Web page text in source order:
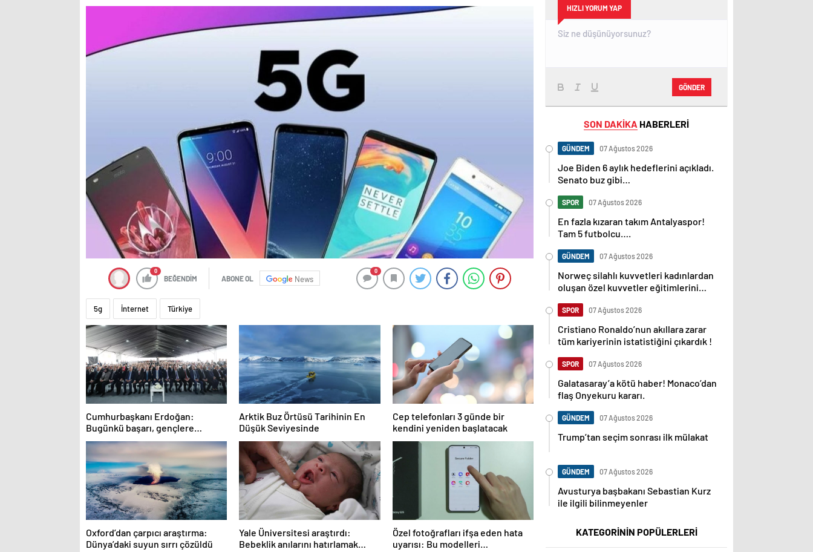
0
BEĞENDİM ABONE OL News
0
5g İnternet Türkiye
Cumhurbaşkanı Erdoğan:
Bugünkü başarı, gençlere
umutsuzluk aşılayan zihniyete
indirilmiş ağır bir darbedir
Arktik Buz Örtüsü Tarihinin En
Düşük Seviyesinde
Cep telefonları 3 günde bir
kendini yeniden başlatacak
Oxford’dan çarpıcı araştırma:
Dünya’daki suyun sırrı çözüldü
Yale Üniversitesi araştırdı:
Bebeklik anılarını hatırlamak
Özel fotoğrafları ifşa eden hata
uyarısı: Bu modelleri
HIZLI YORUM YAP
GÖNDER
SON DAKİKA HABERLERİ
GÜNDEM 07 Ağustos 2026
Joe Biden 6 aylık hedeflerini açıkladı.
Senato buz gibi…
SPOR 07 Ağustos 2026
En fazla kızaran takım Antalyaspor!
Tam 5 futbolcu….
GÜNDEM 07 Ağustos 2026
Norweç silahlı kuvvetleri kadınlardan
oluşan özel kuvvetler eğitimlerini
SPOR 07 Ağustos 2026
Cristiano Ronaldo’nun akıllara zarar
tüm kariyerinin istatistiğini çıkardık !
SPOR 07 Ağustos 2026
Galatasaray’a kötü haber! Monaco’dan
flaş Onyekuru kararı.
GÜNDEM 07 Ağustos 2026
Trump’tan seçim sonrası ilk mülakat
GÜNDEM 07 Ağustos 2026
Avusturya başbakanı Sebastian Kurz
ile ilgili bilinmeyenler
KATEGORİNİN POPÜLERLERİ